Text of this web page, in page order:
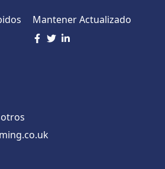
Mantener Actualizado